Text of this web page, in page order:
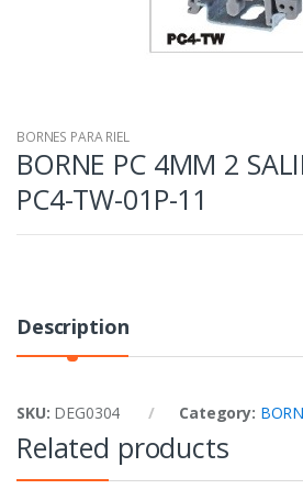
BORNES PARA RIEL
BORNE PC 4MM 2
PC4-TW-01P-11
Description
SKU: DEG0304 Category:
Related products